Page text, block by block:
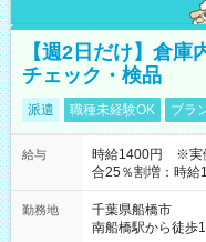
【週2日だけ】倉
チェック・検品
派遣 職種未経験OK ブラ
給与
時給1400円 ※実
合25％割増：時給
勤務地
千葉県船橋市
南船橋駅から徒歩